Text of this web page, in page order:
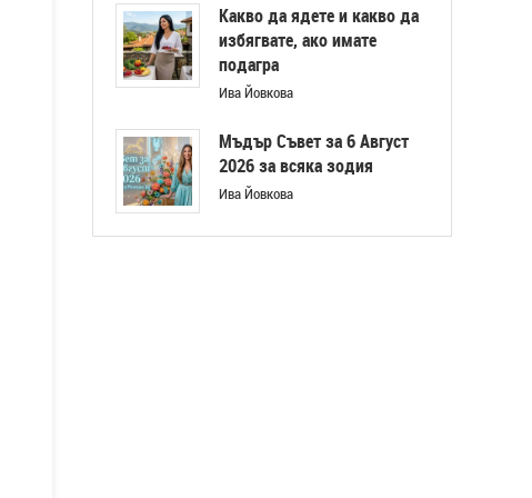
Какво да ядете и какво да
избягвате, ако имате
подагра
Ива Йовкова
Мъдър Съвет за 6 Август
2026 за всяка зодия
Ива Йовкова